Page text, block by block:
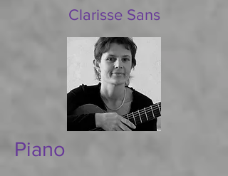
Clarisse Sans
Piano